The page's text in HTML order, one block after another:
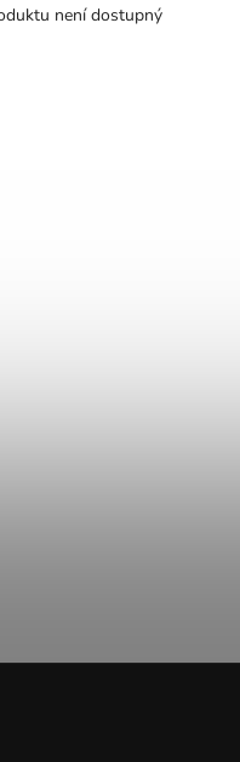
není dostupný